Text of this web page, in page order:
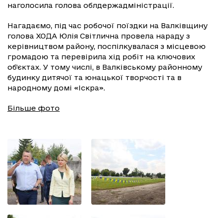
наголосила голова облдержадміністрації.
Нагадаємо, під час робочої поїздки на Валківщину
голова ХОДА Юлія Світлична провела нараду з
керівництвом району, поспілкувалася з місцевою
громадою та перевірила хід робіт на ключових
об’єктах. У тому числі, в Валківському районному
будинку дитячої та юнацької творчості та в
народному домі «Іскра».
Більше фото